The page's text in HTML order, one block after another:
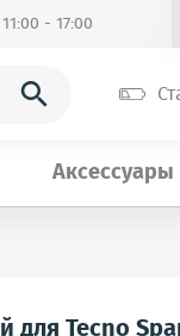
- 17:00

Аксессуары